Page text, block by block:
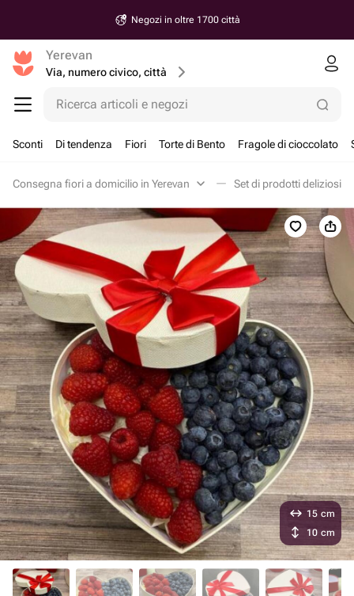
Negozi in oltre 1700 città
Yerevan
Via, numero civico, città
Ricerca articoli e negozi
Sconti Di tendenza Fiori Torte di Bento Fragole di cioccolato
Consegna fiori a domicilio in Yerevan Set di prodotti deliziosi in
15 cm
10 cm